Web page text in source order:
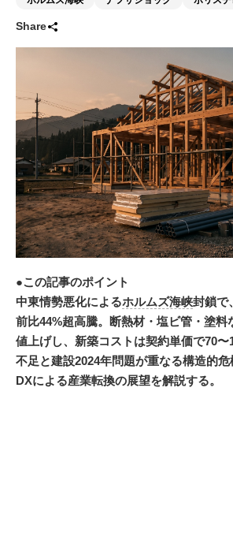
ADOPTABLE DOG
Share
●この記事のポイント
中東情勢悪化によるホルムズ海峡封鎖で
前比44%超高騰。断熱材・塩ビ管・塗料
値上げし、新築コストは契約単価で70
不足と建設2024年問題が重なる構造的
DXによる産業転換の展望を解説する。